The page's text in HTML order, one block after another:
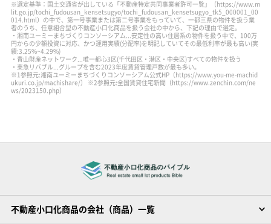
※選定基準：国土交通省が出している「不動産特定共同事業者許可一覧」
（https://www.m
lit.go.jp/tochi_fudousan_kensetsugyo/tochi_fudousan_kensetsugyo_tk5_000001_00
014.html） の中で、第一号事業または第二号事業をもっていて、一都三県の物件を扱う業
者のうち、任意組合型の不動産小口化商品を扱う会社の中から、下記の理由で選定。
・湘南ユーミーまちづくりコンソーシアム...安定性の高い住居系の物件を扱う中で、100万
円からの少額投資に対応、かつ運用実績(分配率)を明記していてその最低利率が最も高い(実
績:3.25%~4.29%)
・青山財産ネットワーク...唯一都心3区(千代田区・港区・中央区)すべての物件を扱う
・東急リバブル...グループを含む2023年度賃貸管理戸数が最も多い。
※1参照元:湘南ユーミーまちづくりコンソーシアム公式HP（https://www.you-me-machid
ukuri.co.jp/machishare/） ※2参照元:全国賃貸住宅新聞（https://www.zenchin.com/ne
ws/2023150.php）
不動産小口化商品の会社（商品）一覧